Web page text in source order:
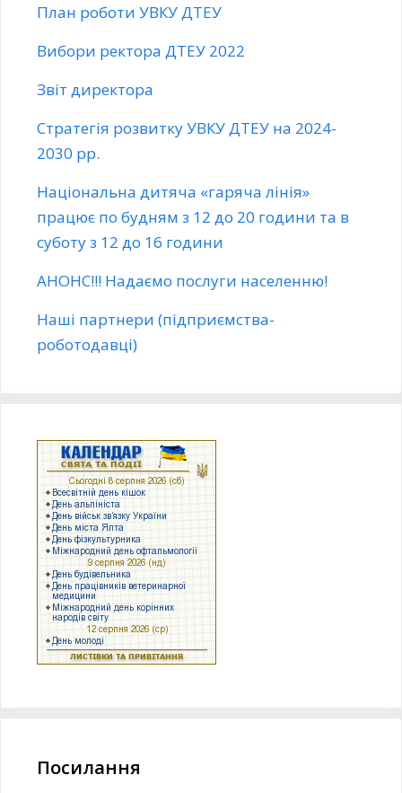
План роботи УВКУ ДТЕУ
Вибори ректора ДТЕУ 2022
Звіт директора
Стратегія розвитку УВКУ ДТЕУ на 2024-
2030 рр.
Національна дитяча «гаряча лінія»
працює по будням з 12 до 20 години та в
суботу з 12 до 16 години
АНОНС!!! Надаємо послуги населенню!
Наші партнери (підприємства-
роботодавці)
Посилання